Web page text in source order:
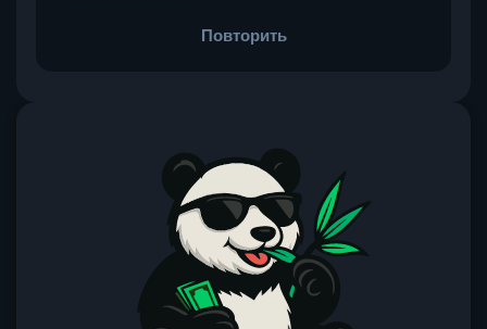
Повторить